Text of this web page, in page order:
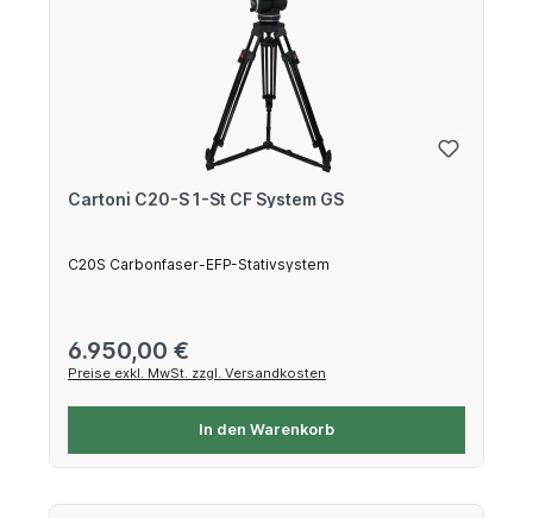
Cartoni C20-S 1-St CF System GS
C20S Carbonfaser-EFP-Stativsystem
Regulärer Preis:
6.950,00 €
Preise exkl. MwSt. zzgl. Versandkosten
In den Warenkorb